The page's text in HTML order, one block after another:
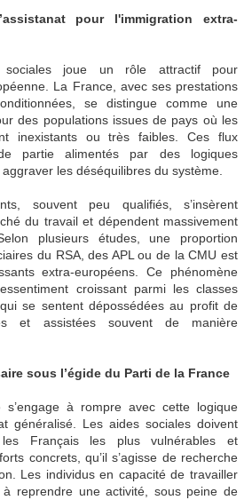
pour l'immigration extra-
sociales joue un rôle attractif pour
La France, avec ses prestations
se distingue comme une
des populations issues de pays où les
inexistants ou très faibles. Ces flux
partie alimentés par des logiques
les déséquilibres du système.
souvent peu qualifiés, s’insèrent
du travail et dépendent massivement
plusieurs études, une proportion
du RSA, des APL ou de la CMU est
extra-européens. Ce phénomène
croissant parmi les classes
se sentent dépossédées au profit de
et assistées souvent de manière
sous l’égide du Parti de la France
à rompre avec cette logique
généralisé. Les aides sociales doivent
Français les plus vulnérables et
concrets, qu’il s’agisse de recherche
Les individus en capacité de travailler
reprendre une activité, sous peine de